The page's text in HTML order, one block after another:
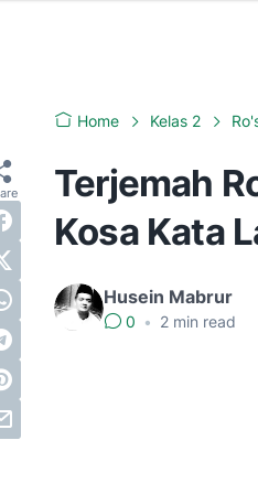
Home Kelas 2
Terjemah
Kosa Kata
Husein Mabrur
0 • 2 min read